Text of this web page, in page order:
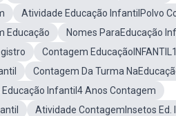
Atividade Educação InfantilPolvo
Educação
Nomes ParaEducação
Contagem
Contagem Da Turma
Infantil4 Anos Contagem
Atividade ContagemInsetos Ed.